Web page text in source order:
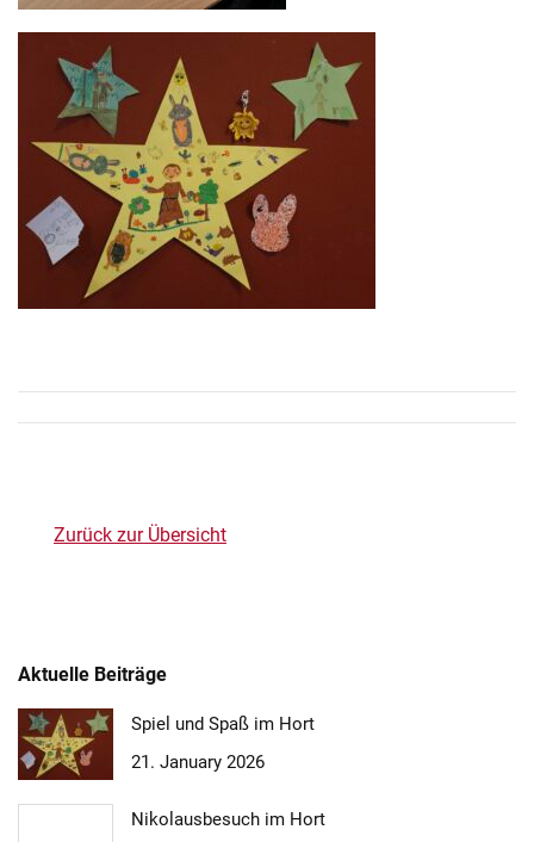
P
v
i
g
Zurück zur Übersicht
Aktuelle Beiträge
Spiel und Spaß im Hort
21. January 2026
Nikolausbesuch im Hort